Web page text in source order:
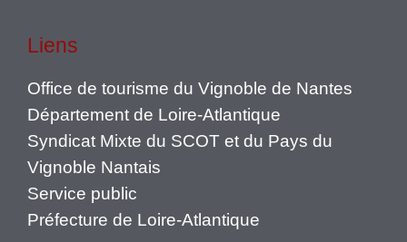
Liens
Office de tourisme du Vignoble de Nantes
Département de Loire-Atlantique
Syndicat Mixte du SCOT et du Pays du
Vignoble Nantais
Service public
Préfecture de Loire-Atlantique